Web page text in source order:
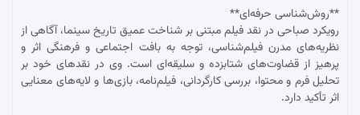
**روش‌شناسی حرفه‌ای**
رویکرد صباحی در نقد فیلم مبتنی بر شناخت عمیق تاریخ سینما، آگاهی از
نظریه‌های مدرن فیلم‌شناسی، توجه به بافت اجتماعی و فرهنگی اثر و
پرهیز از قضاوت‌های شتابزده و سلیقه‌ای است. وی در نقدهای خود بر
تحلیل فرم و محتوا، بررسی کارگردانی، فیلم‌نامه، بازی‌ها و لایه‌های معنایی
اثر تأکید دارد.